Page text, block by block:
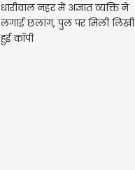
धारीवाल नहर में अज्ञात व्यक्ति ने
लगाई छलांग, पुल पर मिली लिखी
हुई कॉपी